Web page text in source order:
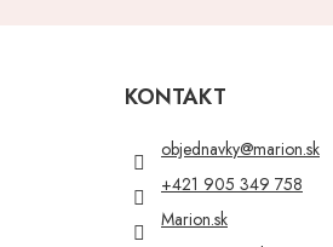
KONTAKT
objednavky@marion.sk
+421 905 349 758
Marion.sk